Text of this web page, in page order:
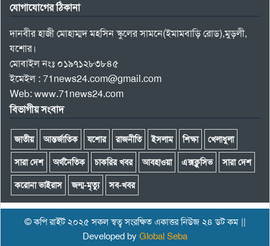
যোগাযোগের ঠিকানা
দানবীর হাজী মোহাম্মদ মহসিন স্কুলের সামনে(ইমামবাড়ি রোড),মুড়লী,
যশোর।
মোবাইল নংঃ ০১৯৭১২৮৩৮৪৫
ইমেইল : 71news24.com@gmail.com
Web: www.71news24.com
বিভাগীয় সংবাদ
জাতীয় আন্তর্জাতিক যশোর রাজনীতি ইসলাম শিক্ষা খেলাধুলা
সারা দেশ অর্থনৈতিক চাকরির খবর আবহাওয়া এক্সক্লুসিভ সারা দেশ
করোনা ভাইরাস জন্ম-মৃত্যু সব-খবর
© কপি রাইট ২০২৫ সকল স্বত্ব সংরক্ষিত একাত্তর নিউজ ২৪ ডট কম ||
Developed by Global Seba